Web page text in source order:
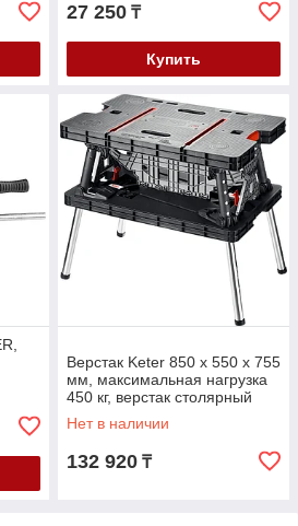
27 250 ₸
Купить
Верстак Keter 850 х 550 х 755
мм, максимальная нагрузка
450 кг, верстак столярный
складной (38730)
Нет в наличии
132 920 ₸